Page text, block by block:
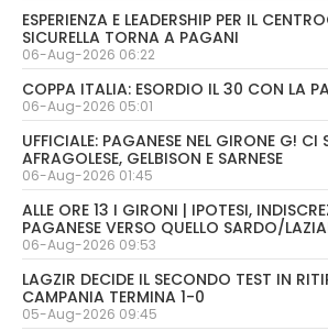
ESPERIENZA E LEADERSHIP PER IL
SICURELLA TORNA A PAGANI
06-Aug-2026 06:22
COPPA ITALIA: ESORDIO IL 30 CON LA
06-Aug-2026 05:01
UFFICIALE: PAGANESE NEL GIRONE G!
AFRAGOLESE, GELBISON E SARNESE
06-Aug-2026 01:45
ALLE ORE 13 I GIRONI | IPOTESI,
PAGANESE VERSO QUELLO SARDO/
06-Aug-2026 09:53
LAGZIR DECIDE IL SECONDO TEST IN
CAMPANIA TERMINA 1-0
05-Aug-2026 09:45